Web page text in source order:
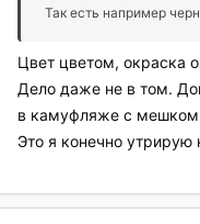
Так есть например
Цвет цветом, окраска
Дело даже не в том.
в камуфляже с
Это я конечно утрирую